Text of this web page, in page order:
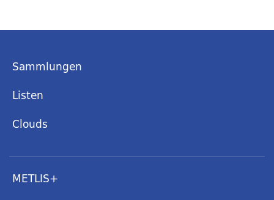
Sammlungen
Listen
Clouds
METLIS+